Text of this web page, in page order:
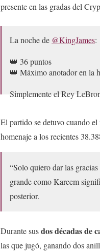
presente en las gradas del
La noche de @KingJames:
👑 36 puntos
👑 Máximo anotador en la
Simplemente el Rey
El partido se detuvo cuando
homenaje a los recientes
“Solo quiero dar las
grande como Kareem
posterior.
Durante susdos décadas de
las que jugó, ganando dos